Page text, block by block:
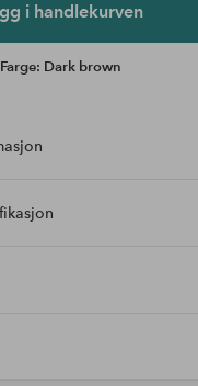
i handlekurven
Dark brown